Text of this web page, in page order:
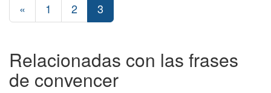
« 1 2 3
Relacionadas con las frases
de convencer